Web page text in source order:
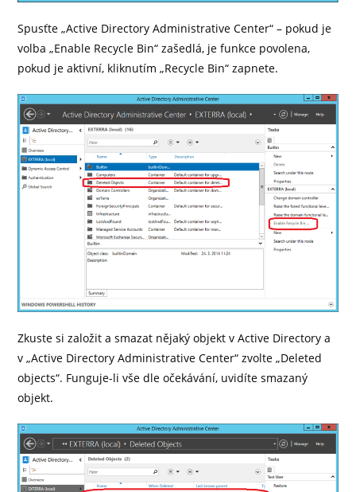
Spusťte „Active Directory Administrative Center“ – pokud je
volba „Enable Recycle Bin“ zašedlá, je funkce povolena,
pokud je aktivní, kliknutím „Recycle Bin“ zapnete.
Zkuste si založit a smazat nějaký objekt v Active Directory a
v „Active Directory Administrative Center“ zvolte „Deleted
objects“. Funguje-li vše dle očekávání, uvidíte smazaný
objekt.